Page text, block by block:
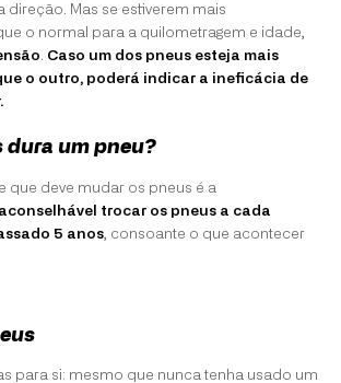
direção. Mas se estiverem mais
o normal para a quilometragem e idade,
Caso um dos pneus esteja mais
o outro, poderá indicar a ineficácia de
dura um pneu?
que deve mudar os pneus é a
aconselhável trocar os pneus a cada
5 anos, consoante o que acontecer
para si: mesmo que nunca tenha usado um